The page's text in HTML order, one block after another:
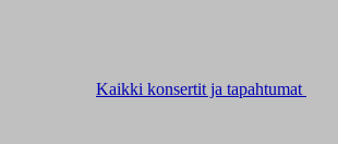
Kaikki konsertit ja tapahtumat